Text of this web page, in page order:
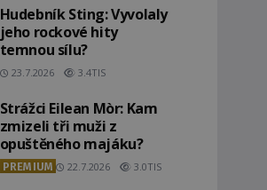
Hudebník Sting: Vyvolaly
jeho rockové hity
temnou sílu?
23.7.2026 3.4TIS
Strážci Eilean Mòr: Kam
zmizeli tři muži z
opuštěného majáku?
PREMIUM 22.7.2026 3.0TIS